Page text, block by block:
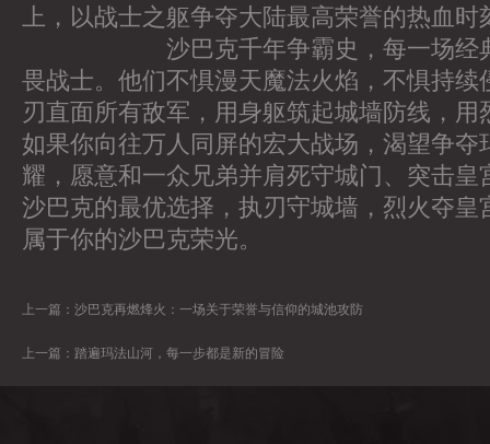
上，以战士之躯争夺大陆最高荣誉的热血时
沙巴克千年争霸史，每一场经典
畏战士。他们不惧漫天魔法火焰，不惧持续
刃直面所有敌军，用身躯筑起城墙防线，用
如果你向往万人同屏的宏大战场，渴望争夺
耀，愿意和一众兄弟并肩死守城门、突击皇
沙巴克的最优选择，执刃守城墙，烈火夺皇
属于你的沙巴克荣光。
上一篇： 沙巴克再燃烽火：一场关于荣誉与信仰的城池攻防
上一篇： 踏遍玛法山河，每一步都是新的冒险